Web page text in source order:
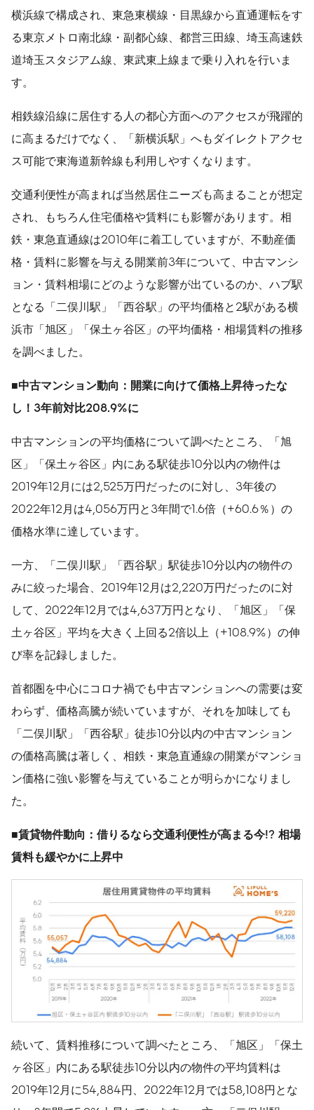
横浜線で構成され、東急東横線・目黒線から直通運転をす
る東京メトロ南北線・副都心線、都営三田線、埼玉高速鉄
道埼玉スタジアム線、東武東上線まで乗り入れを行いま
す。
相鉄線沿線に居住する人の都心方面へのアクセスが飛躍的
に高まるだけでなく、「新横浜駅」へもダイレクトアクセ
ス可能で東海道新幹線も利用しやすくなります。
交通利便性が高まれば当然居住ニーズも高まることが想定
され、もちろん住宅価格や賃料にも影響があります。相
鉄・東急直通線は2010年に着工していますが、不動産価
格・賃料に影響を与える開業前3年について、中古マンシ
ョン・賃料相場にどのような影響が出ているのか、ハブ駅
となる「二俣川駅」「西谷駅」の平均価格と2駅がある横
浜市「旭区」「保土ヶ谷区」の平均価格・相場賃料の推移
を調べました。
■中古マンション動向：開業に向けて価格上昇待ったな
し ！ 3年前対比208.9%に
中古マンションの平均価格について調べたところ、「旭
区」「保土ヶ谷区」内にある駅徒歩10分以内の物件は
2019年12月には2,525万円だったのに対し、3年後の
2022年12月は4,056万円と3年間で1.6倍（+60.6％）の
価格水準に達しています。
一方、「二俣川駅」「西谷駅」駅徒歩10分以内の物件の
みに絞った場合、2019年12月は2,220万円だったのに対
して、2022年12月では4,637万円となり、「旭区」「保
土ヶ谷区」平均を大きく上回る2倍以上（+108.9%）の伸
び率を記録しました。
首都圏を中心にコロナ禍でも中古マンションへの需要は変
わらず、価格高騰が続いていますが、それを加味しても
「二俣川駅」「西谷駅」徒歩10分以内の中古マンション
の価格高騰は著しく、相鉄・東急直通線の開業がマンショ
ン価格に強い影響を与えていることが明らかになりまし
た。
■賃貸物件動向：借りるなら交通利便性が高まる今!? 相場
賃料も緩やかに上昇中
続いて、賃料推移について調べたところ、「旭区」「保土
ヶ谷区」内にある駅徒歩10分以内の物件の平均賃料は
2019年12月に54,884円、2022年12月では58,108円とな